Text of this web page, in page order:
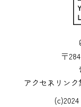
〒
アクセス リンク